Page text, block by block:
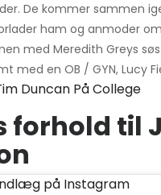
De kommer sammen
ham og anmoder om
med Meredith Greys
med en OB / GYN, Lucy
Duncan På College
forhold til
på Instagram